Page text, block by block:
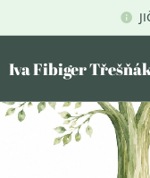
Iva Fibiger